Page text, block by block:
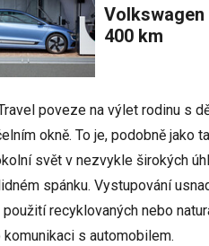
Volkswagen Gen.E, e-Golf zítřka s dojezdem až
400 km
poveze na výlet rodinu s
okně. To je, podobně jako
svět v nezvykle širokých
spánku. Vystupování
recyklovaných nebo
komunikaci s automobilem.